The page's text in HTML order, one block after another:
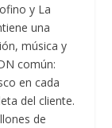
y La
una
música y
común:
en cada
del cliente.
de